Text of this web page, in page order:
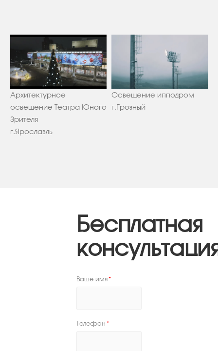
Архитектурное
освещение Театра Юного
Зрителя
г.Ярославль
Освещение ипподром
г.Грозный
Бесплатная
Ваше имя*
Телефон*